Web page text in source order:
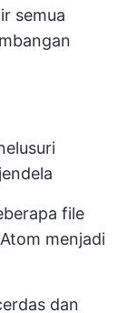
semua
file
menjadi
dan